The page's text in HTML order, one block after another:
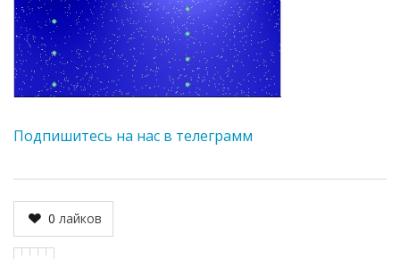
Подпишитесь на нас в телеграмм
0 лайков